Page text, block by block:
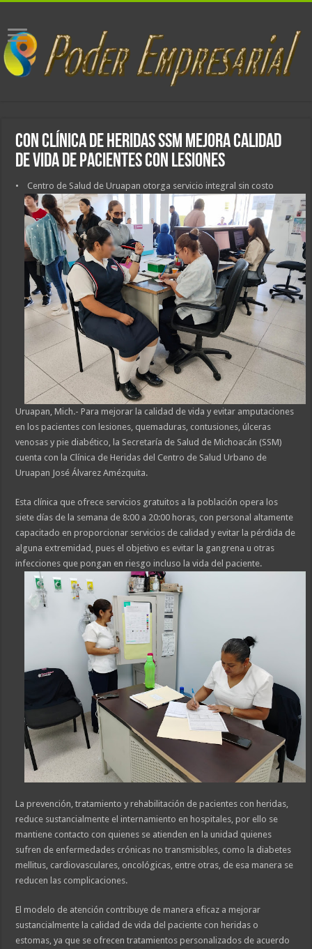
Con Clínica de Heridas SSM mejora calidad
de vida de pacientes con lesiones
• Centro de Salud de Uruapan otorga servicio integral sin costo
Uruapan, Mich.- Para mejorar la calidad de vida y evitar amputaciones
en los pacientes con lesiones, quemaduras, contusiones, úlceras
venosas y pie diabético, la Secretaría de Salud de Michoacán (SSM)
cuenta con la Clínica de Heridas del Centro de Salud Urbano de
Uruapan José Álvarez Amézquita.
Esta clínica que ofrece servicios gratuitos a la población opera los
siete días de la semana de 8:00 a 20:00 horas, con personal altamente
capacitado en proporcionar servicios de calidad y evitar la pérdida de
alguna extremidad, pues el objetivo es evitar la gangrena u otras
infecciones que pongan en riesgo incluso la vida del paciente.
La prevención, tratamiento y rehabilitación de pacientes con heridas,
reduce sustancialmente el internamiento en hospitales, por ello se
mantiene contacto con quienes se atienden en la unidad quienes
sufren de enfermedades crónicas no transmisibles, como la diabetes
mellitus, cardiovasculares, oncológicas, entre otras, de esa manera se
reducen las complicaciones.
El modelo de atención contribuye de manera eficaz a mejorar
sustancialmente la calidad de vida del paciente con heridas o
estomas, ya que se ofrecen tratamientos personalizados de acuerdo